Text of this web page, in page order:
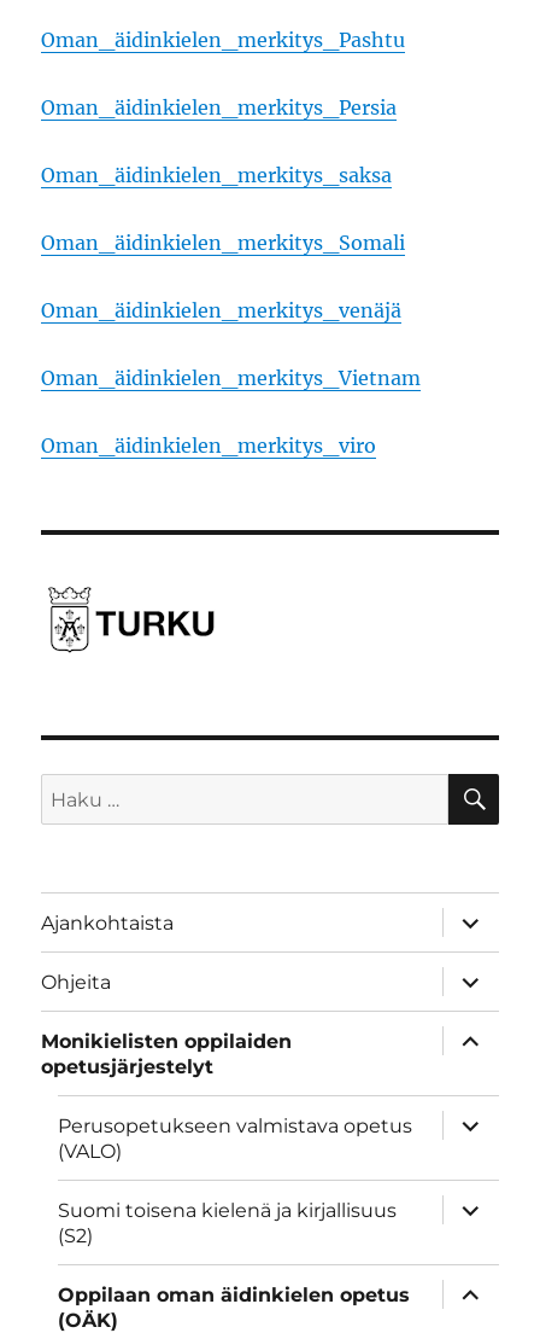
Oman_äidinkielen_merkitys_Pashtu
Oman_äidinkielen_merkitys_Persia
Oman_äidinkielen_merkitys_saksa
Oman_äidinkielen_merkitys_Somali
Oman_äidinkielen_merkitys_venäjä
Oman_äidinkielen_merkitys_Vietnam
Oman_äidinkielen_merkitys_viro
Etsi:
Ajankohtaista
näytä
Ohjeita
näytä
Monikielisten oppilaiden
opetusjärjestelyt
näytä
Perusopetukseen valmistava opetus
(VALO)
näytä
Suomi toisena kielenä ja kirjallisuus
(S2)
näytä
Oppilaan oman äidinkielen opetus
(OÄK)
näytä